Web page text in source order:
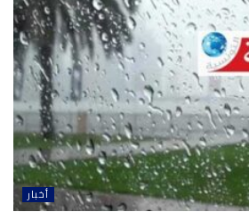
أخبار